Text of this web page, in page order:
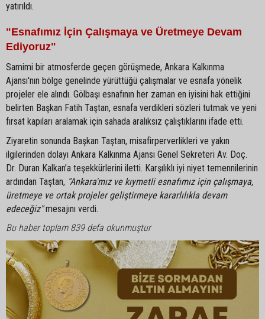
yatırıldı.
"Esnafımız İçin Çalışmaya ve Üretmeye Devam
Ediyoruz"
Samimi bir atmosferde geçen görüşmede, Ankara Kalkınma
Ajansı'nın bölge genelinde yürüttüğü çalışmalar ve esnafa yönelik
projeler ele alındı. Gölbaşı esnafının her zaman en iyisini hak ettiğini
belirten Başkan Fatih Taştan, esnafa verdikleri sözleri tutmak ve yeni
fırsat kapıları aralamak için sahada aralıksız çalıştıklarını ifade etti.
Ziyaretin sonunda Başkan Taştan, misafirperverlikleri ve yakın
ilgilerinden dolayı Ankara Kalkınma Ajansı Genel Sekreteri Av. Doç.
Dr. Duran Kalkan’a teşekkürlerini iletti. Karşılıklı iyi niyet temennilerinin
ardından Taştan, "Ankara'mız ve kıymetli esnafımız için çalışmaya,
üretmeye ve ortak projeler geliştirmeye kararlılıkla devam
edeceğiz"mesajını verdi.
Bu haber toplam 839 defa okunmuştur